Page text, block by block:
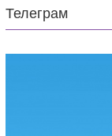
Телеграм